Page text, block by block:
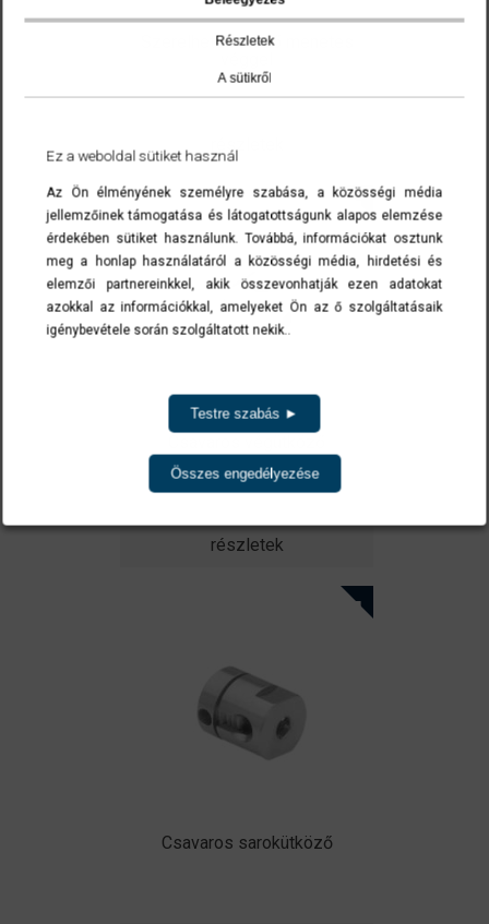
Szerelhető ütköző menetes
részletek
részletek
Csavaros sarokütköző
Részletek
A sütikről
Ez a weboldal sütiket használ
Az Ön élményének személyre szabása, a közösségi média
jellemzőinek támogatása és látogatottságunk alapos elemzése
érdekében sütiket használunk. Továbbá, információkat osztunk
meg a honlap használatáról a közösségi média, hirdetési és
elemzői partnereinkkel, akik összevonhatják ezen adatokat
azokkal az információkkal, amelyeket Ön az ő szolgáltatásaik
igénybevétele során szolgáltatott nekik..
Testre szabás ►
Összes engedélyezése